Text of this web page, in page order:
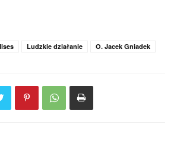
Ludzkie działanie O. Jacek Gniadek